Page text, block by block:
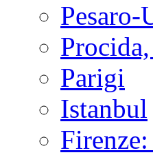
Pesaro-
Parigi
Istanbul